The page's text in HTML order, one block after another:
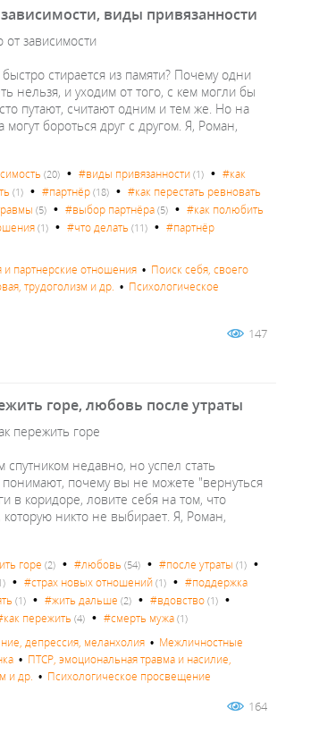
виды привязанности
зависимости
стирается из памяти? Почему одни
нельзя, и уходим от того, с кем могли бы
путают, считают одним и тем же. Но на
бороться друг с другом. Я, Роман,
(20) •#виды привязанности (1) •#как
(1) •#партнёр (18) •#как перестать ревновать
(5) •#выбор партнёра (5) •#как полюбить
(1) •#что делать (11) •#партнёр
партнерские отношения • Поиск себя, своего
трудоголизм и др. • Психологическое
147
горе, любовь после утраты
пережить горе
спутником недавно, но успел стать
понимают, почему вы не можете "вернуться
в коридоре, ловите себя на том, что
которую никто не выбирает. Я, Роман,
горе (2) •#любовь (54) •#после утраты (1) •
•#страх новых отношений (1) •#поддержка
(1) •#жить дальше (2) •#вдовство (1) •
пережить (4) •#смерть мужа (1)
депрессия, меланхолия • Межличностные
• ПТСР, эмоциональная травма и насилие,
и др. • Психологическое просвещение
164